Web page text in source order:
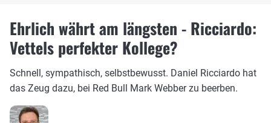
Ehrlich währt am längsten - Ricciardo:
Vettels perfekter Kollege?
Schnell, sympathisch, selbstbewusst. Daniel Ricciardo hat
das Zeug dazu, bei Red Bull Mark Webber zu beerben.